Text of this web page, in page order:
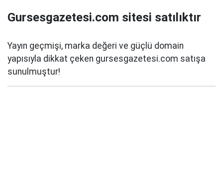
Gursesgazetesi.com sitesi satılıktır
Yayın geçmişi, marka değeri ve güçlü domain
yapısıyla dikkat çeken gursesgazetesi.com satışa
sunulmuştur!